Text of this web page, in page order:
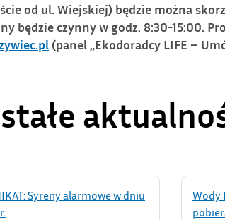
od ul. Wiejskiej) będzie można
będzie czynny w godz. 8:30-15:00.
(panel „Ekodoradcy LIFE –
Syreny alarmowe w dniu
Wody